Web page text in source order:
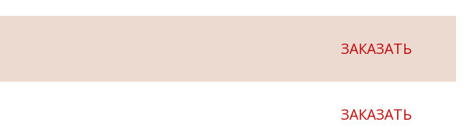
ЗАКАЗАТЬ
ЗАКАЗАТЬ